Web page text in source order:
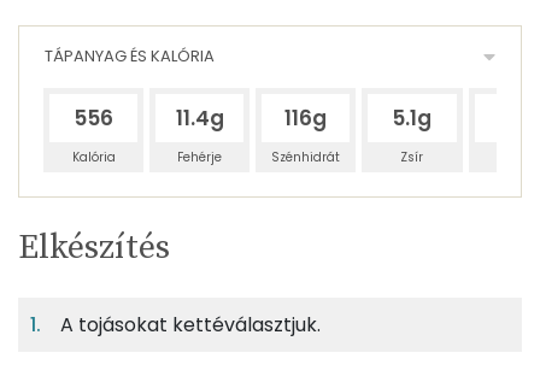
TÁPANYAG ÉS KALÓRIA
556
Kalória
11.4g
Fehérje
116g
Szénhidrát
5.1g
Zsír
Egy
adagban
5%
56%
TÁPANYAGTARTALOM
Egy
4
Elkészítés
A tojásokat kettéválasztjuk.